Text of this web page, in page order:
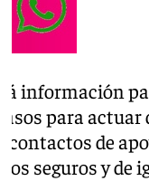
información
para
contactos de
seguros y de